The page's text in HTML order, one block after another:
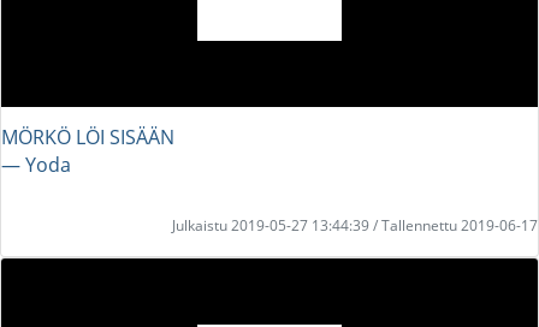
MÖRKÖ LÖI SISÄÄN
― Yoda
Julkaistu 2019-05-27 13:44:39 / Tallennettu 2019-06-17